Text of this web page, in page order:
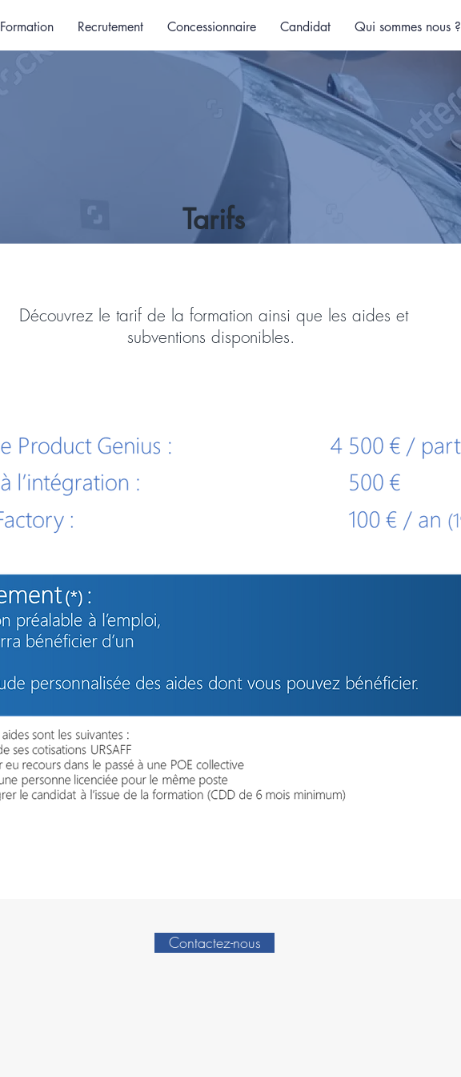
Formation Recrutement Concessionnaire Candidat Qui sommes nous ?
Tarifs
Découvrez le tarif de la formation ainsi que les aides et
subventions disponibles.
Contactez-nous